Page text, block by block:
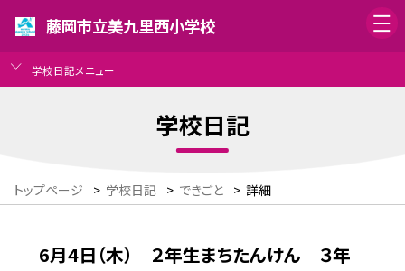
藤岡市立美九里西小学校
学校日記メニュー
学校日記
トップページ > 学校日記 > できごと > 詳細
6月4日（木） ２年生まちたんけん ３年